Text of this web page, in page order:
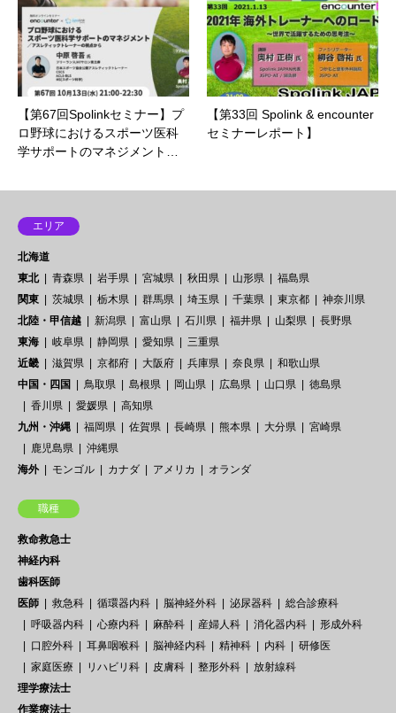
【第67回Spolinkセミナー】プ
ロ野球におけるスポーツ医科
学サポートのマネジメント…
【第33回 Spolink & encounter
セミナーレポート】
エリア
北海道
東北
青森県 岩手県 宮城県 秋田県 山形県
福島県
関東
茨城県 栃木県 群馬県 埼玉県 千葉県 東京都
神奈川県
北陸・甲信越
新潟県 富山県 石川県 福井県 山梨県
長野県
東海
岐阜県 静岡県 愛知県
三重県
近畿
滋賀県 京都府 大阪府 兵庫県 奈良県
和歌山県
中国・四国
鳥取県 島根県 岡山県 広島県 山口県
徳島県
香川県
愛媛県
高知県
九州・沖縄
福岡県 佐賀県 長崎県 熊本県 大分県
宮崎県
鹿児島県
沖縄県
海外
モンゴル カナダ アメリカ オランダ
職種
救命救急士
神経内科
歯科医師
医師
救急科 循環器内科 脳神経外科 泌尿器科
総合診療科
呼吸器内科
心療内科 麻酔科 産婦人科 消化器内科
形成外科
口腔外科
耳鼻咽喉科 脳神経内科 精神科 内科
研修医
家庭医療
リハビリ科 皮膚科 整形外科
放射線科
理学療法士
作業療法士